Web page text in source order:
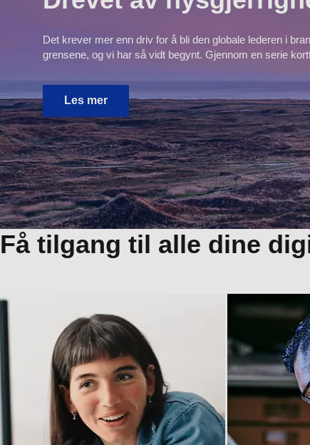
Det krever mer enn driv for å bli den globale lederen i
grensene, og vi har så vidt begynt. Gjennom en serie
Les mer
Få tilgang til alle dine